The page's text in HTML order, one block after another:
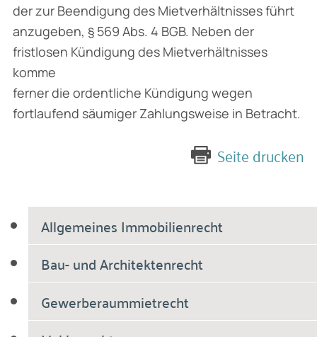
Allgemeines Immobilienrecht
Bau- und Architektenrecht
Gewerberaummietrecht
der zur Beendigung des Mietverhältnisses führt
anzugeben, § 569 Abs. 4 BGB. Neben der
fristlosen Kündigung des Mietverhältnisses
komme
ferner die ordentliche Kündigung wegen
fortlaufend säumiger Zahlungsweise in Betracht.
Seite drucken